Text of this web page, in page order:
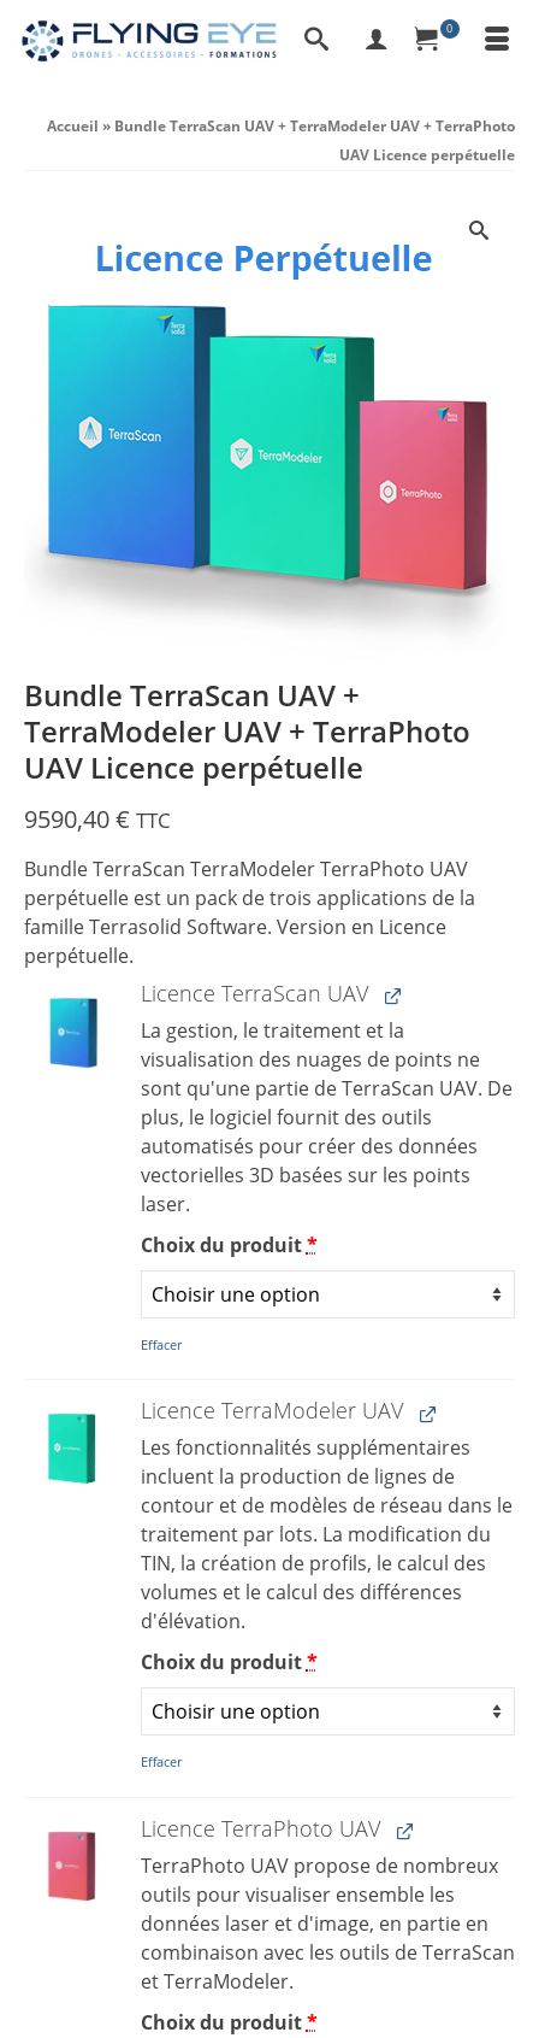
0
Accueil » Bundle TerraScan UAV + TerraModeler UAV + TerraPhoto
UAV Licence perpétuelle
Bundle TerraScan UAV +
TerraModeler UAV + TerraPhoto
UAV Licence perpétuelle
9590,40€ TTC
Bundle TerraScan TerraModeler TerraPhoto UAV
perpétuelle est un pack de trois applications de la
famille Terrasolid Software. Version en Licence
perpétuelle.
Licence TerraScan UAV
La gestion, le traitement et la
visualisation des nuages ​​de points ne
sont qu'une partie de TerraScan UAV. De
plus, le logiciel fournit des outils
automatisés pour créer des données
vectorielles 3D basées sur les points
laser.
Choix du produit*
Effacer
Licence TerraModeler UAV
Les fonctionnalités supplémentaires
incluent la production de lignes de
contour et de modèles de réseau dans le
traitement par lots. La modification du
TIN, la création de profils, le calcul des
volumes et le calcul des différences
d'élévation.
Choix du produit*
Effacer
Licence TerraPhoto UAV
TerraPhoto UAV propose de nombreux
outils pour visualiser ensemble les
données laser et d'image, en partie en
combinaison avec les outils de TerraScan
et TerraModeler.
Choix du produit*